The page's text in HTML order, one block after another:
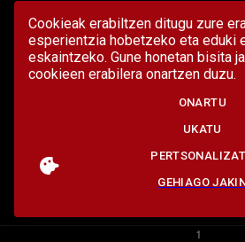
Cookieak erabiltzen ditugu zure
esperientzia hobetzeko eta eduki
eskaintzeko. Gune honetan bisita
cookieen erabilera onartzen duzu.
ONARTU
UKATU
GEHIAGO